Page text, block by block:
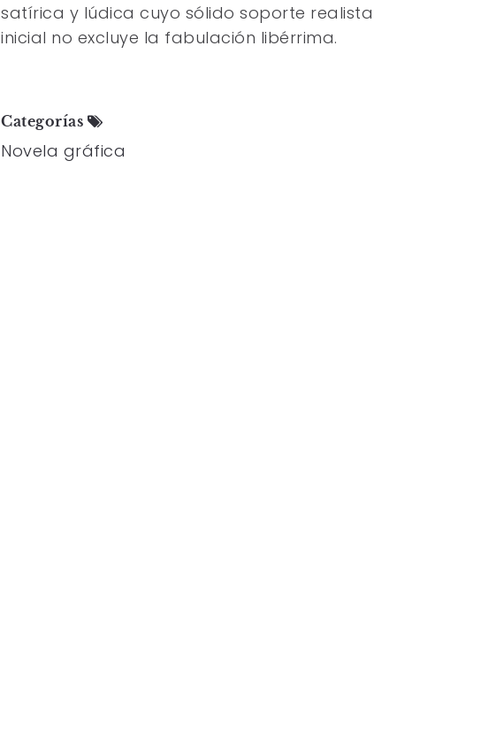
satírica y lúdica cuyo sólido soporte realista
inicial no excluye la fabulación libérrima.
Categorías
Novela gráfica